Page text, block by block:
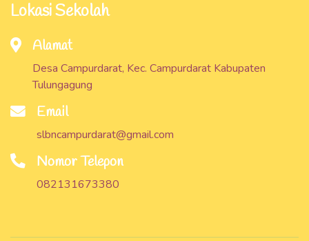
Lokasi Sekolah
Alamat
Desa Campurdarat, Kec. Campurdarat Kabupaten
Tulungagung
Email
slbncampurdarat@gmail.com
Nomor Telepon
082131673380